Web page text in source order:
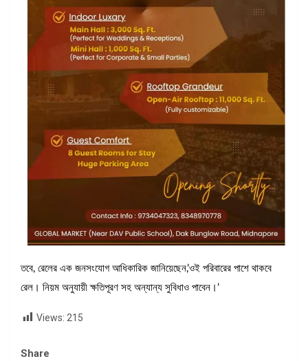
তবে, রেলের এক জনসংযোগ আধিকারিক জানিয়েছেন,’ওই পরিবারের পাশে থাকবে
রেল। নিয়ম অনুযায়ী ক্ষতিপূরণ সহ অন্যান্য সুবিধাও পাবেন।’
Views: 215
Share